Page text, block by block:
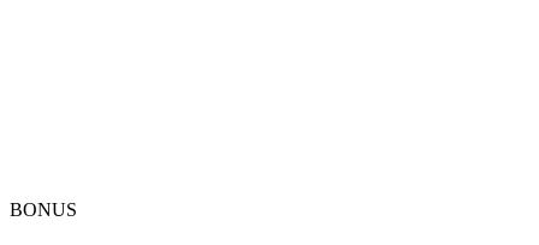
BONUS